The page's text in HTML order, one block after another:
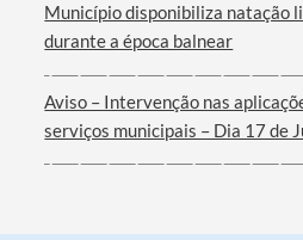
Município disponibiliza natação
durante a época balnear
Aviso – Intervenção nas
serviços municipais – Dia 17 de